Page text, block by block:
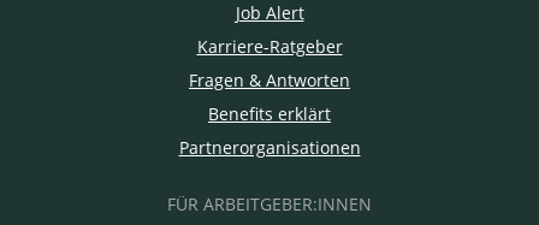
Job Alert
Karriere-Ratgeber
Fragen & Antworten
Benefits erklärt
Partnerorganisationen
FÜR ARBEITGEBER:INNEN